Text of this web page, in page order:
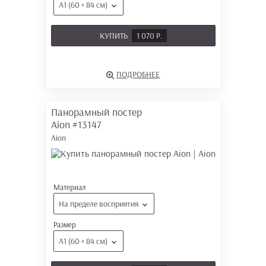
А1 (60 × 84 см)
КУПИТЬ 1 070 Р.
ПОДРОБНЕЕ
Панорамный постер
Aion #13147
Aion
Материал
На пределе восприятия
Размер
А1 (60 × 84 см)